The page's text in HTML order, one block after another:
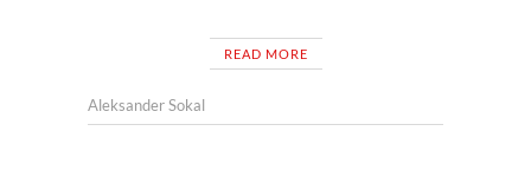
READ MORE
Aleksander Sokal